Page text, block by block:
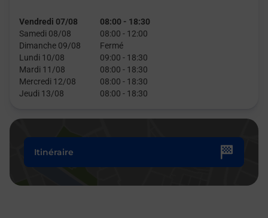
Vendredi 07/08 08:00 - 18:30
Samedi 08/08
08:00 - 12:00
Dimanche 09/08
Fermé
Lundi 10/08
09:00 - 18:30
Mardi 11/08
08:00 - 18:30
Mercredi 12/08
08:00 - 18:30
Jeudi 13/08
08:00 - 18:30
Itinéraire